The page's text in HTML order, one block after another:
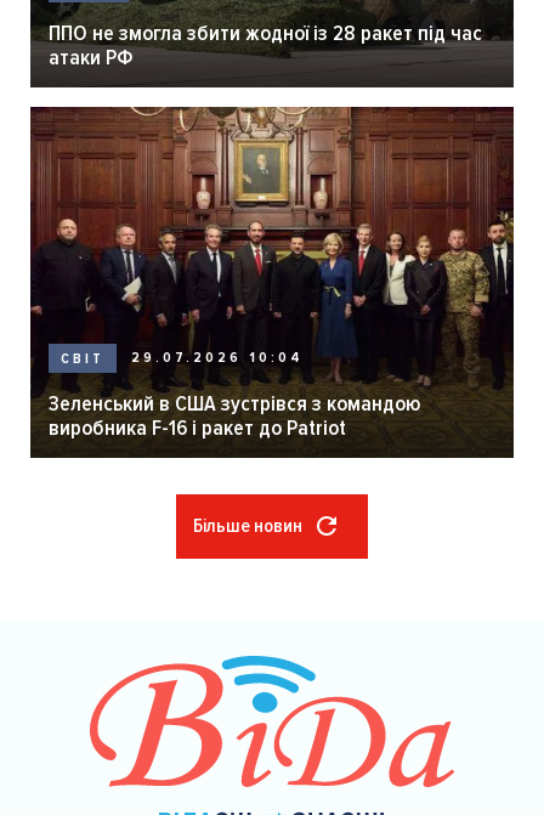
ППО не змогла збити жодної із 28 ракет під час
атаки РФ
СВІТ 29.07.2026 10:04
Зеленський в США зустрівся з командою
виробника F-16 і ракет до Patriot
Більше новин